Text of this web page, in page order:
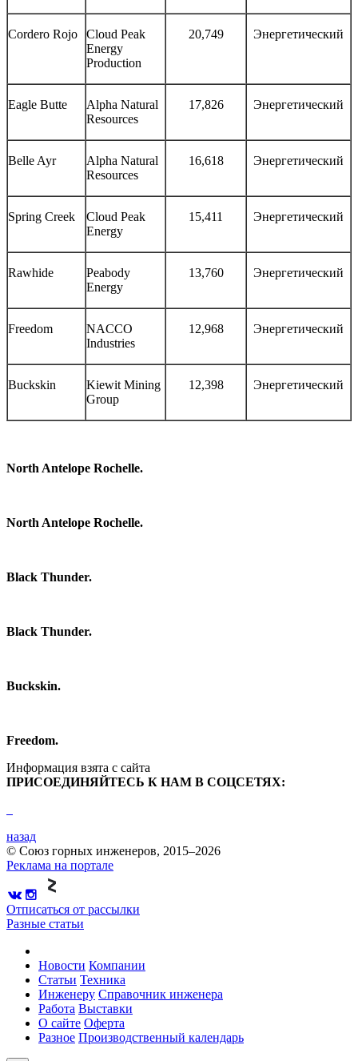
Cordero Rojo
Cloud Peak
Energy
Production
20,749 Энергетический
Eagle Butte
Alpha Natural
Resources
17,826 Энергетический
Belle Ayr
Alpha Natural
Resources
16,618 Энергетический
Spring Creek
Cloud Peak
Energy
15,411 Энергетический
Rawhide
Peabody
Energy
13,760 Энергетический
Freedom
NACCO
Industries
12,968 Энергетический
Buckskin
Kiewit Mining
Group
12,398 Энергетический
North Antelope Rochelle.
North Antelope Rochelle.
Black Thunder.
Black Thunder.
Buckskin.
Freedom.
Информация взята с сайта
ПРИСОЕДИНЯЙТЕСЬ К НАМ В СОЦСЕТЯХ:
назад
© Союз горных инженеров, 2015–2026
Реклама на портале
Отписаться от рассылки
Разные статьи
Новости Компании
Статьи Техника
Инженеру Справочник инженера
Работа Выставки
О сайте Оферта
Разное Производственный календарь